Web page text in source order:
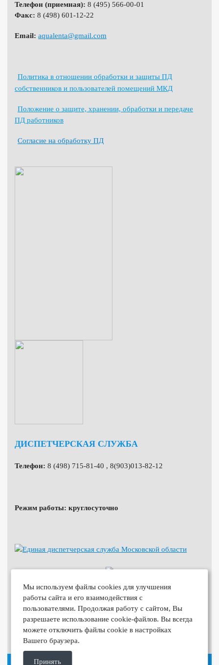
Телефон (приемная): 8 (495) 566-00-01
Факс: 8 (498) 601-12-22
Email: aqualenta@gmail.com
Политика в отношении обработки и защиты ПД
собственников и пользователей помещений МКД
Положение о защите, хранении, обработки и передаче
ПД работников
Согласие на обработку ПД
ДИСПЕТЧЕРСКАЯ СЛУЖБА
Телефон: 8 (498) 715-81-40 , 8(903)013-82-12
Режим работы: круглосуточно
Мы используем файлы cookies для улучшения
работы сайта и его взаимодействия с
пользователями. Продолжая работу с сайтом, Вы
разрешаете использование cookie-файлов. Вы всегда
можете отключить файлы cookie в настройках
Вашего браузера.
Принять